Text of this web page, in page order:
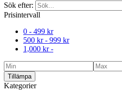
Sök efter:
Prisintervall
0 - 499 kr
500 kr- 999 kr
1,000 kr-
Tillämpa
Kategorier